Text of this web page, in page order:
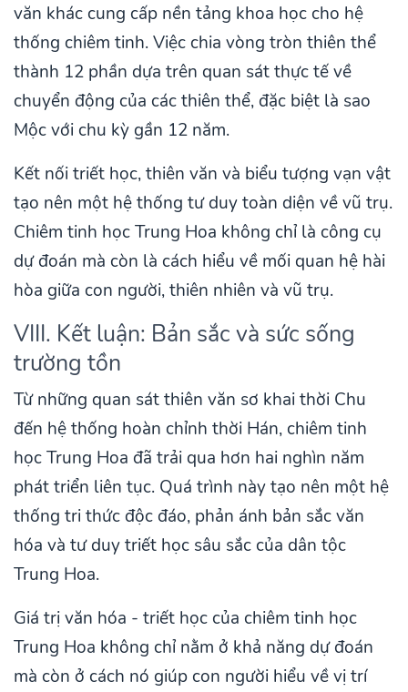
văn khác cung cấp nền tảng khoa học cho hệ
thống chiêm tinh. Việc chia vòng tròn thiên thể
thành 12 phần dựa trên quan sát thực tế về
chuyển động của các thiên thể, đặc biệt là sao
Mộc với chu kỳ gần 12 năm.
Kết nối triết học, thiên văn và biểu tượng vạn vật
tạo nên một hệ thống tư duy toàn diện về vũ trụ.
Chiêm tinh học Trung Hoa không chỉ là công cụ
dự đoán mà còn là cách hiểu về mối quan hệ hài
hòa giữa con người, thiên nhiên và vũ trụ.
VIII. Kết luận: Bản sắc và sức sống
trường tồn
Từ những quan sát thiên văn sơ khai thời Chu
đến hệ thống hoàn chỉnh thời Hán, chiêm tinh
học Trung Hoa đã trải qua hơn hai nghìn năm
phát triển liên tục. Quá trình này tạo nên một hệ
thống tri thức độc đáo, phản ánh bản sắc văn
hóa và tư duy triết học sâu sắc của dân tộc
Trung Hoa.
Giá trị văn hóa - triết học của chiêm tinh học
Trung Hoa không chỉ nằm ở khả năng dự đoán
mà còn ở cách nó giúp con người hiểu về vị trí